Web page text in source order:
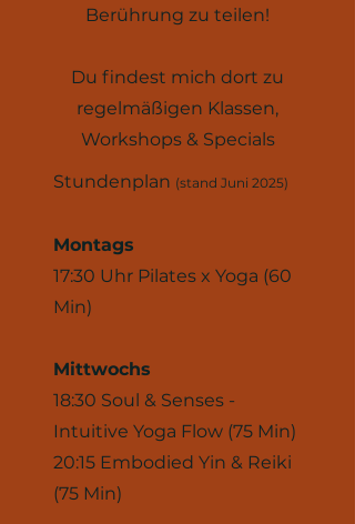
Berührung zu teilen!
Du findest mich dort zu
regelmäßigen Klassen,
Workshops & Specials
Stundenplan (stand Juni 2025)
Montags
17:30 Uhr Pilates x Yoga (60
Min)
Mittwochs
18:30 Soul & Senses -
Intuitive Yoga Flow (75 Min)
20:15 Embodied Yin & Reiki
(75 Min)